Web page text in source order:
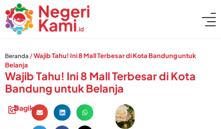
Beranda /Wajib Tahu! Ini 8 Mall Terbesar di Kota Bandung untuk
Belanja
Wajib Tahu! Ini 8 Mall Terbesar di Kota
Bandung untuk Belanja
Bagikan: